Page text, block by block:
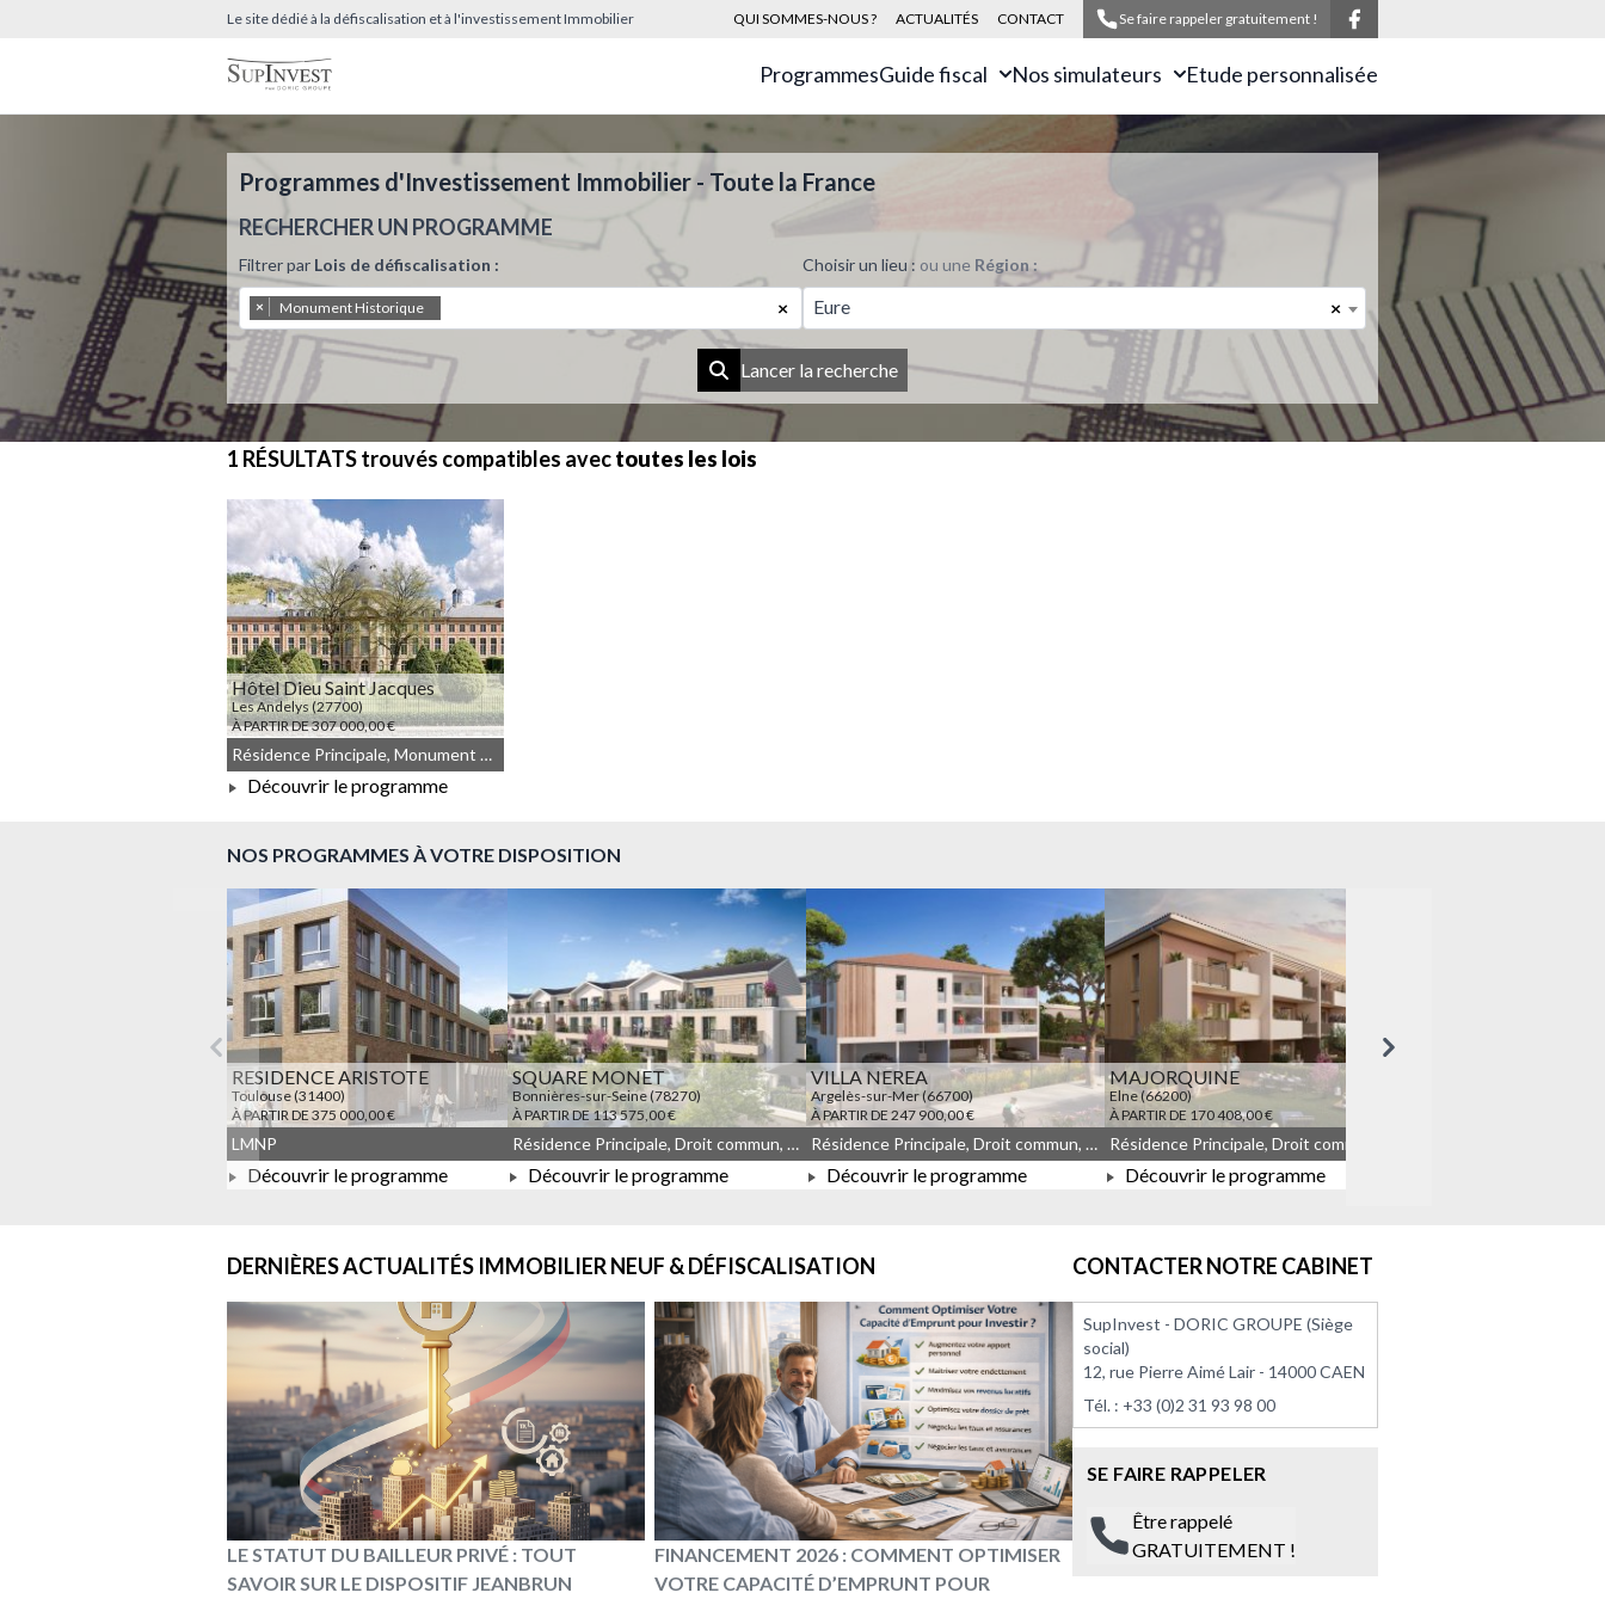
Le site dédié à la défiscalisation et à l'investissement Immobilier QUI SOMMES-NOUS ? ACTUALITÉS CONTACT Se faire rappeler gratuitement !
ProgrammesGuide fiscal Nos simulateurs Etude personnalisée
Programmes d'Investissement Immobilier - Toute la France
RECHERCHER UN PROGRAMME
Filtrer par Lois de défiscalisation :
×
× Monument Historique
Choisir un lieu : ou une Région :
×
Eure
Lancer la recherche
1 RÉSULTATStrouvés compatibles avectoutes les lois
Hôtel Dieu Saint Jacques
Les Andelys (27700)
À PARTIR DE 307 000,00 €
À PARTIR DE 307 000,00 €
Résidence Principale, Monument Historique, Droit commun, Meublé non géré
Découvrir le programme
NOS PROGRAMMES À VOTRE DISPOSITION
Précédent Suivant
RESIDENCE ARISTOTE
Toulouse (31400)
À PARTIR DE 375 000,00 €
À PARTIR DE 375 000,00 €
LMNP
Découvrir le programme
SQUARE MONET
Bonnières-sur-Seine (78270)
À PARTIR DE 113 575,00 €
À PARTIR DE 113 575,00 €
Résidence Principale, Droit commun, Meublé non géré, JEANBRUN, LLI, LLI_JEANBRUN
Découvrir le programme
VILLA NEREA
Argelès-sur-Mer (66700)
À PARTIR DE 247 900,00 €
À PARTIR DE 247 900,00 €
Résidence Principale, Droit commun, Meublé non géré, JEANBRUN
Découvrir le programme
MAJORQUINE
Elne (66200)
À PARTIR DE 170 408,00 €
À PARTIR DE 170 408,00 €
Découvrir le programme
DERNIÈRES ACTUALITÉS IMMOBILIER NEUF & DÉFISCALISATION
LE STATUT DU BAILLEUR PRIVÉ : TOUT
SAVOIR SUR LE DISPOSITIF JEANBRUN
FINANCEMENT 2026 : COMMENT OPTIMISER
VOTRE CAPACITÉ D’EMPRUNT POUR
CONTACTER NOTRE CABINET
SupInvest - DORIC GROUPE (Siège
social)
12, rue Pierre Aimé Lair - 14000 CAEN
Tél. : +33 (0)2 31 93 98 00
SE FAIRE RAPPELER
Être rappelé
GRATUITEMENT !